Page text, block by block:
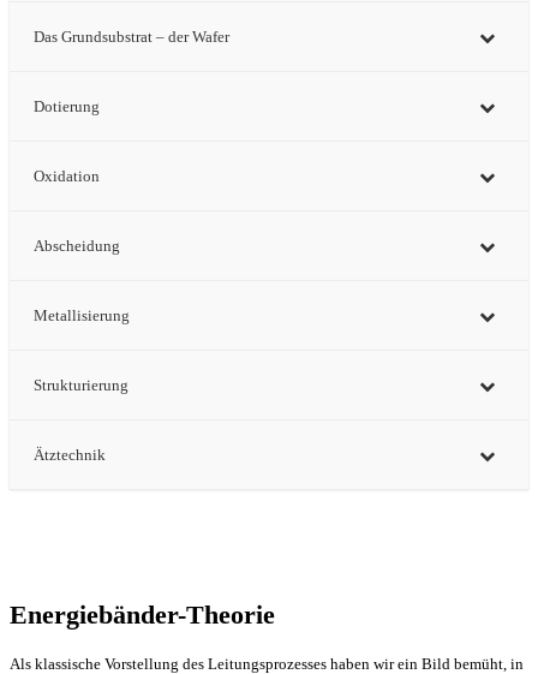
Das Grundsubstrat – der Wafer
Dotierung
Oxidation
Abscheidung
Metallisierung
Strukturierung
Ätztechnik
Energiebänder-Theorie
Als klassische Vorstellung des Leitungsprozesses haben wir ein Bild bemüht, in